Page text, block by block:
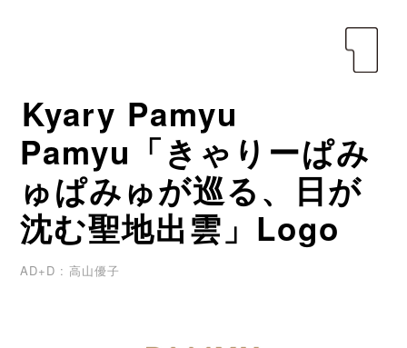
Kyary Pamyu
Pamyu「きゃりーぱみ
ゅぱみゅが巡る、日が
沈む聖地出雲」Logo
AD+D : 高山優子